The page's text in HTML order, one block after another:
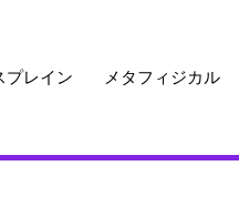
プレイン メタフィジカル